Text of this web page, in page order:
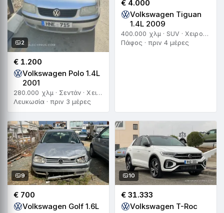
2
€ 1.200
Volkswagen Polo 1.4L
2001
280.000 χλμ · Σεντάν · Χειροκίνητο
Λευκωσία · πριν 3 μέρες
€ 4.000
Volkswagen Tiguan
1.4L 2009
400.000 χλμ · SUV · Χειροκίνητο
Πάφος · πριν 4 μέρες
9
€ 700
Volkswagen Golf 1.6L
10
€ 31.333
Volkswagen T-Roc